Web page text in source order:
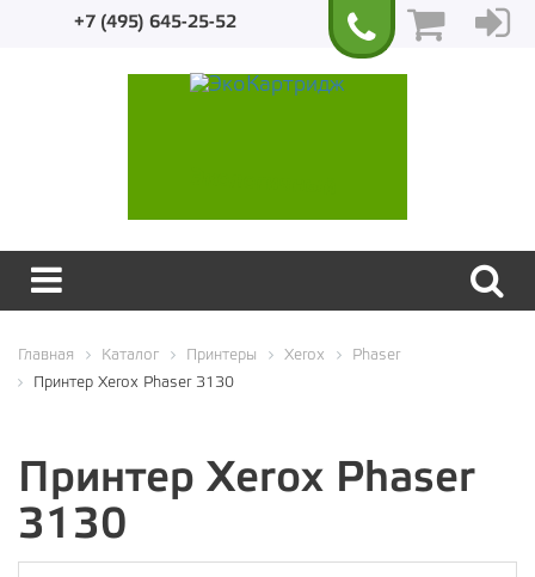
+7 (495) 645-25-52
Главная Каталог Принтеры Xerox Phaser
Принтер Xerox Phaser 3130
Принтер Xerox Phaser
3130